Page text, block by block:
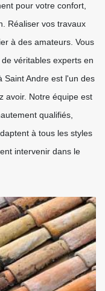
pour votre confort,
Réaliser vos travaux
à des amateurs. Vous
véritables experts en
Saint Andre est l'un des
avoir. Notre équipe est
qualifiés,
à tous les styles
intervenir dans le